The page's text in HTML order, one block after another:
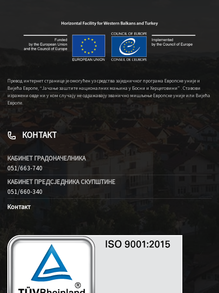
Превод интернет странице је омогућен уз средства заједничког програма Европске уније и
Вијећа Европе, “Јачање заштите националних мањина у Босни и Херцеговини” . Ставови
изражени овде ни у ком случају не одражавају званично мишљење Европске уније или Вијећа
Европе.
КОНТАКТ
КАБИНЕТ ГРАДОНАЧЕЛНИКА
051/663-740
КАБИНЕТ ПРЕДСЈЕДНИКА СКУПШТИНЕ
051/660-340
Контакт